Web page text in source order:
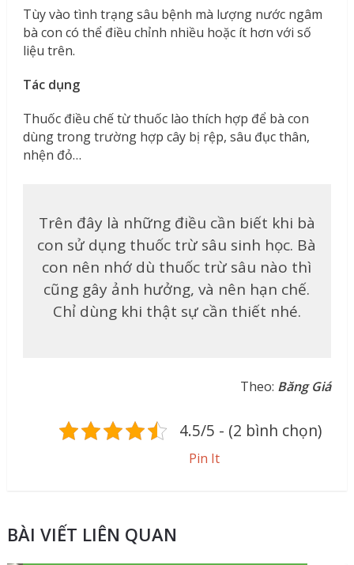
Tùy vào tình trạng sâu bệnh mà lượng nước ngâm
bà con có thể điều chỉnh nhiều hoặc ít hơn với số
liệu trên.
Tác dụng
Thuốc điều chế từ thuốc lào thích hợp để bà con
dùng trong trường hợp cây bị rệp, sâu đục thân,
nhện đỏ…
Trên đây là những điều cần biết khi bà
con sử dụng thuốc trừ sâu sinh học. Bà
con nên nhớ dù thuốc trừ sâu nào thì
cũng gây ảnh hưởng, và nên hạn chế.
Chỉ dùng khi thật sự cần thiết nhé.
Theo: Băng Giá
4.5/5 - (2 bình chọn)
Pin It
BÀI VIẾT LIÊN QUAN